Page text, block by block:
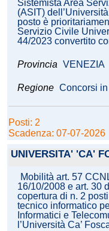
Sistemista Area
(ASIT)
posto è
Servizio Civile
44/2023 convertito
Provincia VENEZIA
Regione Concorsi
Posti: 2
Scadenza: 07-07-2026
UNIVERSITA' 'CA'
Mobilità art. 57
16/10/2008 e art. 30
copertura di n. 2
tecnico informatico
Informatici e
l’Università Ca’